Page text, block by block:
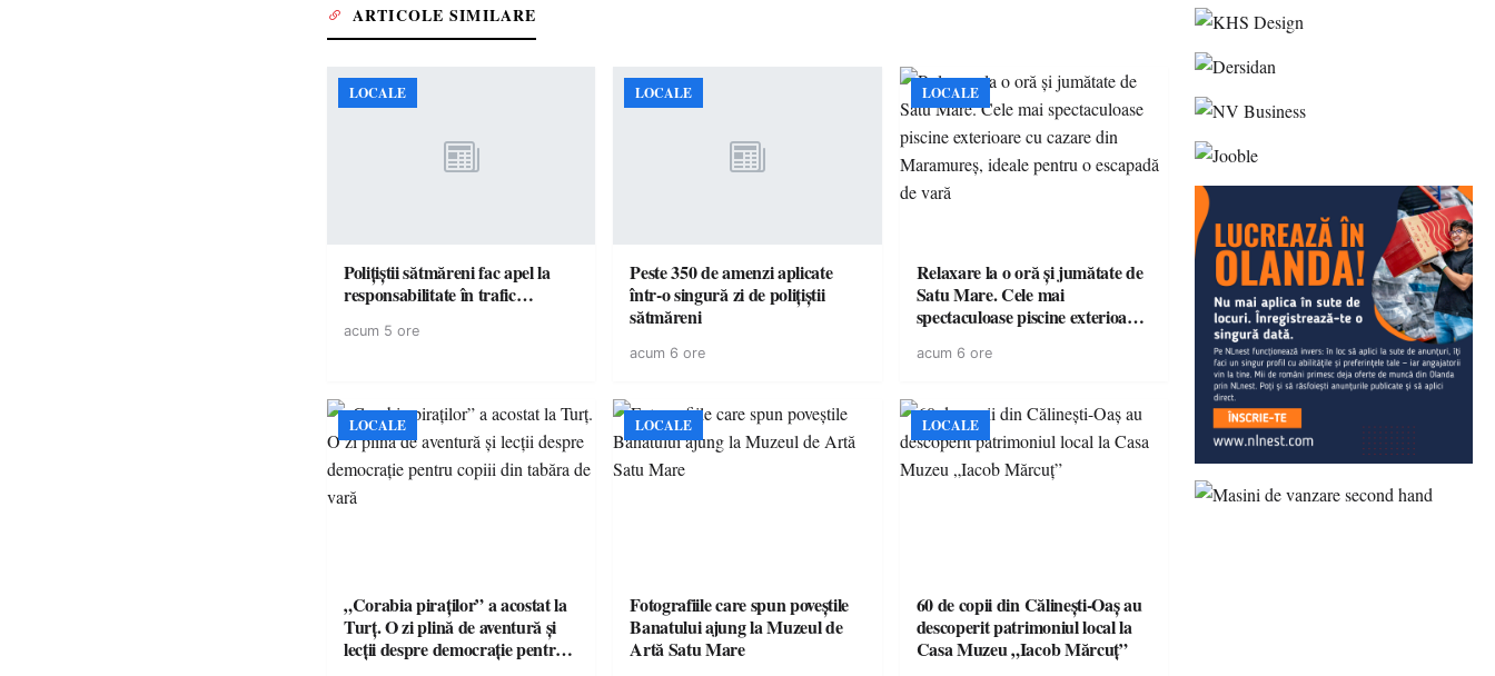
ARTICOLE SIMILARE
LOCALE
Polițiștii sătmăreni fac apel la
responsabilitate în trafic…
acum 5 ore
LOCALE
Peste 350 de amenzi aplicate
într-o singură zi de polițiștii
sătmăreni
acum 6 ore
LOCALE
Relaxare la o oră și jumătate de
Satu Mare. Cele mai
spectaculoase piscine exterioare
pentru o escapadă de vară
acum 6 ore
LOCALE
„Corabia piraților” a acostat la
Turț. O zi plină de aventură și
lecții despre democrație pentru
LOCALE
Fotografiile care spun poveștile
Banatului ajung la Muzeul de
Artă Satu Mare
LOCALE
60 de copii din Călinești-Oaș au
descoperit patrimoniul local la
Casa Muzeu „Iacob Mărcuț”